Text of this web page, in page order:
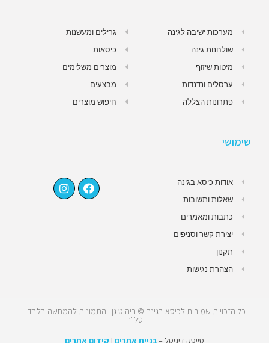
מערכות ישיבה לגינה
שולחנות גינה
מיטות שיזוף
ערסלים ונדנדות
פתרונות הצללה
גרילים ומעשנות
כיסאות
מוצרים משלימים
מבצעים
חיפוש מוצרים
שימושי
אודות כיסא בגינה
שאלות ותשובות
כתבות ומאמרים
יצירת קשר וסניפים
תקנון
הצהרת נגישות
כל הזכויות שמורות לכיסא בגינה © ריהוט גן | התמונות להמחשה בלבד |
טל"ח
סייטק דיגיטל –בניית אתרים | קידום אתרים